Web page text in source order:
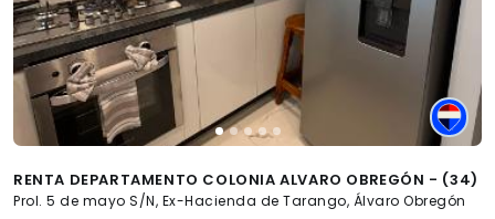
RENTA DEPARTAMENTO COLONIA ALVARO OBREGÓN - (34)
Prol. 5 de mayo S/N, Ex-Hacienda de Tarango, Álvaro Obregón